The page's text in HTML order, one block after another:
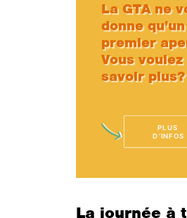
La GTA ne
donne qu’un
premier
Vous voulez
savoir plus?
PLUS
D’INFOS
La journée à